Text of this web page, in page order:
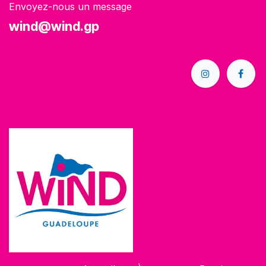
Envoyez-nous un message
wind@wind.gp